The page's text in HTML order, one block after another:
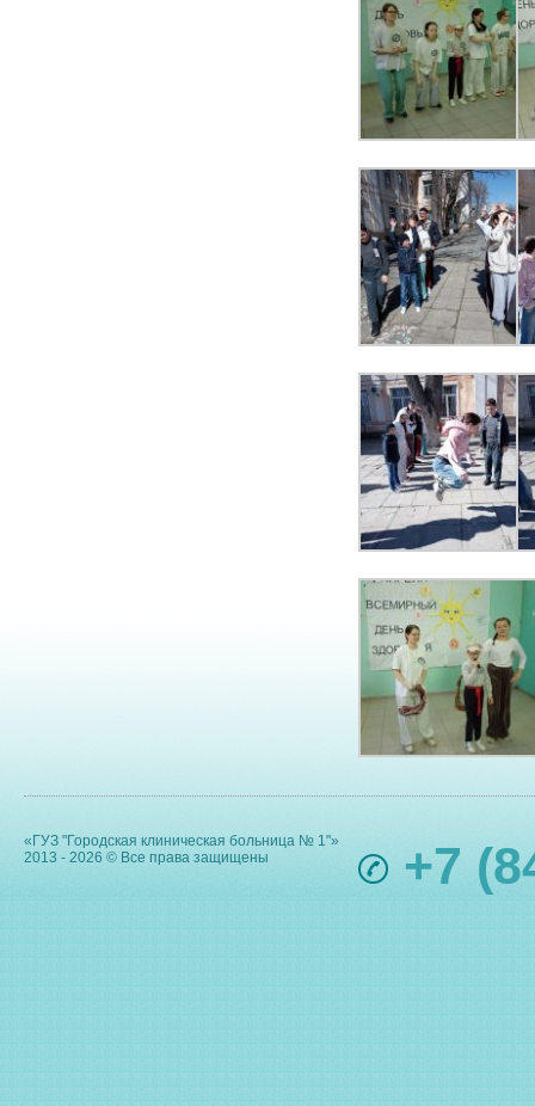
«ГУЗ "Городская клиническая больница № 1"»
2013 - 2026 © Все права защищены
+7